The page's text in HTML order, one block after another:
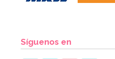
Síguenos en